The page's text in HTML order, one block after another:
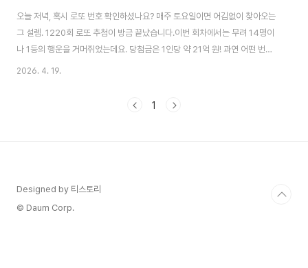
오늘 저녁, 혹시 로또 번호 확인하셨나요? 매주 토요일이면 어김없이 찾아오는
그 설렘. 1220회 로또 추첨이 방금 끝났습니다.이번 회차에서는 무려 14명이
나 1등의 행운을 거머쥐었는데요. 당첨금은 1인당 약 21억 원! 과연 어떤 번호
가 나왔고, 어디서 당첨됐을까요? 지금부터 1220회 로또 당첨번호와 등수별
또 당첨번호 및 보너스 번호 확인 2026년 4월 18일 토요일 저녁, MBC '생방
2026. 4. 19.
1
Designed by 티스토리
© Daum Corp.